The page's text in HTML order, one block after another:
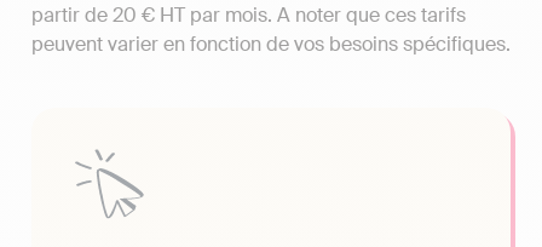
partir de 20 € HT par mois. A noter que ces tarifs
peuvent varier en fonction de vos besoins spécifiques.